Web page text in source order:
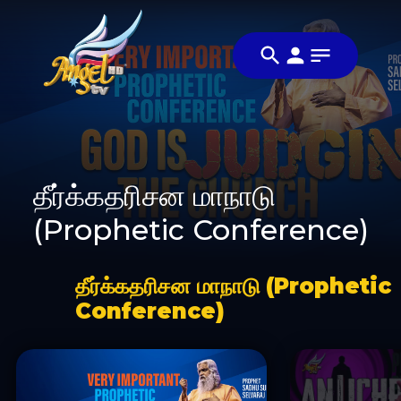
தீர்க்கதரிசன மாநாடு
(Prophetic Conference)
தீர்க்கதரிசன மாநாடு (Prophetic
Conference)